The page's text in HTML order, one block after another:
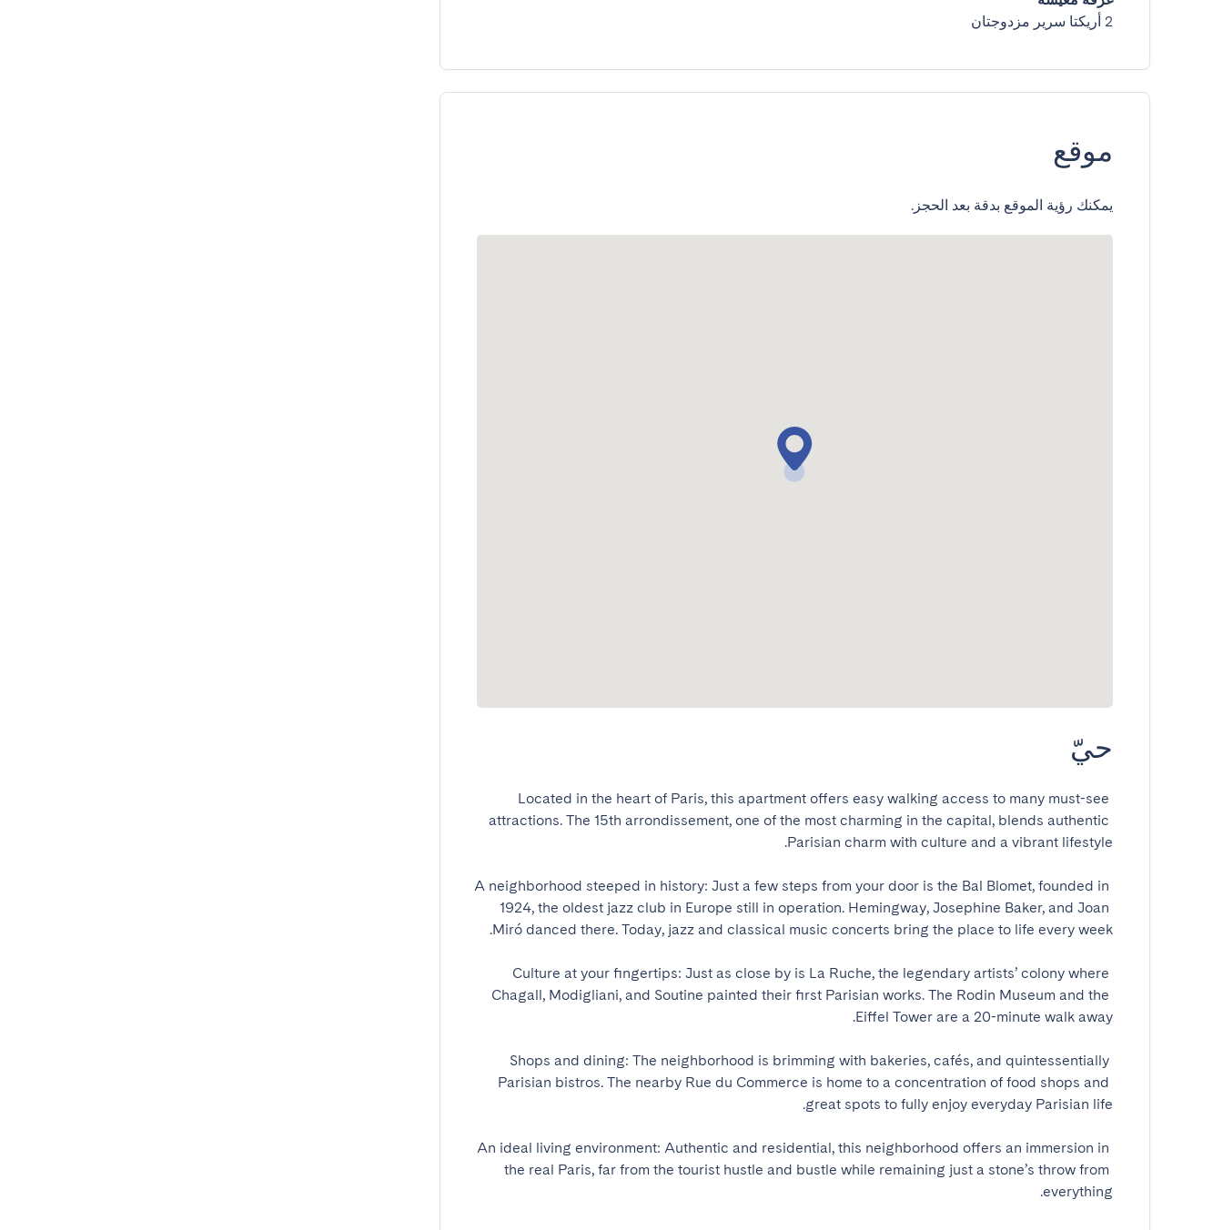
2 أريكتا سرير مزدوجتان
موقع
يمكنك رؤية الموقع بدقة بعد الحجز.
حيّ
Located in the heart of Paris, this apartment offers easy walking access to many must-see
attractions. The 15th arrondissement, one of the most charming in the capital, blends authentic
A neighborhood steeped in history: Just a few steps from your door is the Bal Blomet, founded in
1924, the oldest jazz club in Europe still in operation. Hemingway, Josephine Baker, and Joan
Culture at your fingertips: Just as close by is La Ruche, the legendary artists’ colony where
Chagall, Modigliani, and Soutine painted their first Parisian works. The Rodin Museum and the
Shops and dining: The neighborhood is brimming with bakeries, cafés, and quintessentially
Parisian bistros. The nearby Rue du Commerce is home to a concentration of food shops and
An ideal living environment: Authentic and residential, this neighborhood offers an immersion in
the real Paris, far from the tourist hustle and bustle while remaining just a stone’s throw from